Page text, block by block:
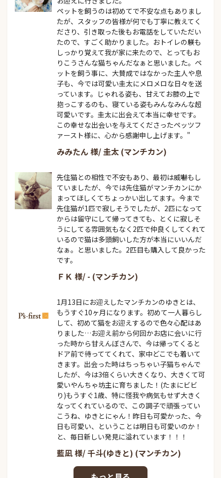
ペットを飼うのは初めてで不安な点もありまし
たが、スタッフの皆様が何でも丁寧に教えてく
ださり、引き取った後もお電話をしていただい
たので、すごく助かりました。おトイレの躾も
しっかり覚えて我が家に来たので、とってもお
りこうさんな猫ちゃんだなぁと思いました。ペ
ットを飼う事に、大賛成ではなかった主人や息
子も、今では可愛い圭太にメロメロな日々を送
っています。じゃれる姿も、甘えてお膝の上で
抱っこするのも、寝ている姿もみんなみんな超
可愛いです。圭太に出会えて本当に幸せです。
この幸せな出会いを与えてくださったペッツフ
ァースト様に、心から感謝申し上げます。"
みみたん 様/ 圭太 (マンチカン)
先住猫との相性で不安もあり、最初は威嚇もし
ていましたが、今では先住猫がマンチカンにか
まってほしくてちょっかい出してます。今まで
先住猫が1匹で寂しそうでしたが、2匹になって
からは留守にして帰ってきても、とくに寂しそ
うにしてる雰囲気もなく2匹で仲良くしてくれて
いるので猫は多頭飼いした方が本当にいいんだ
なぁ。と思いました。2匹目も購入して良かった
です。
ＦＫ 様/ - (マンチカン)
1月13日にお迎えしたマンチカンのゆきとは、
もうすぐ10ヶ月になります。初めて一人暮らし
して、初めて猫をお迎えするので色々心配はあ
りました…お迎え前から何回かお店に会いに行
った時から甘えんぼさんで、今は帰ってくると
ドア前で待っててくれて、家中どこでも着いて
きます。出会った時はちっちゃい子猫ちゃんで
したが、今は3倍くらい大きくなり、大きくて可
愛いやんちゃ坊主に育ちました！(たまにビビ
り)もうすぐ1歳、特に怪我や病気もせず大きく
なってくれているので、この調子で頑張ってい
こうね、ゆきとにゃん！昨日も可愛かった、今
日も可愛い、ということは明日も可愛いのか！
と、毎日新しい発見に溢れています！！！
藍凪 様/ 千斗(ゆきと) (マンチカン)